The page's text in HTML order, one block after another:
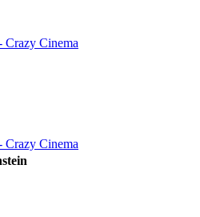
Crazy Cinema
Crazy Cinema